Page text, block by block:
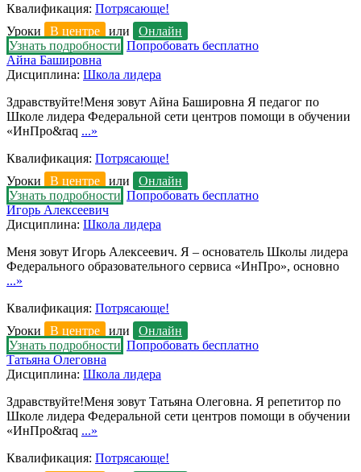
Квалификация: Потрясающе!
Уроки
В центре или
Онлайн
Узнать подробности Попробовать бесплатно
Айна Башировна
Дисциплина: Школа лидера
Здравствуйте!Меня зовут Айна Башировна Я педагог по
Школе лидера Федеральной сети центров помощи в обучении
«ИнПро&raq ...»
Квалификация: Потрясающе!
Уроки
В центре или
Онлайн
Узнать подробности Попробовать бесплатно
Игорь Алексеевич
Дисциплина: Школа лидера
Меня зовут Игорь Алексеевич. Я – основатель Школы лидера
Федерального образовательного сервиса «ИнПро», основно
...»
Квалификация: Потрясающе!
Уроки
В центре или
Онлайн
Узнать подробности Попробовать бесплатно
Татьяна Олеговна
Дисциплина: Школа лидера
Здравствуйте!Меня зовут Татьяна Олеговна. Я репетитор по
Школе лидера Федеральной сети центров помощи в обучении
«ИнПро&raq ...»
Квалификация: Потрясающе!